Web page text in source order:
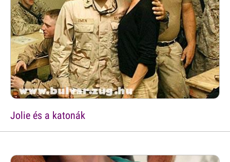
Jolie és a katonák